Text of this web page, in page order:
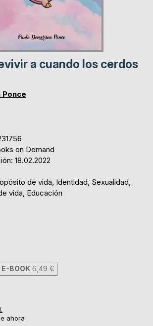
a cuando los cerdos
Ponce
on Demand
18.02.2022
de vida, Identidad, Sexualidad,
vida, Educación
E-BOOK 6,49 €
ahora